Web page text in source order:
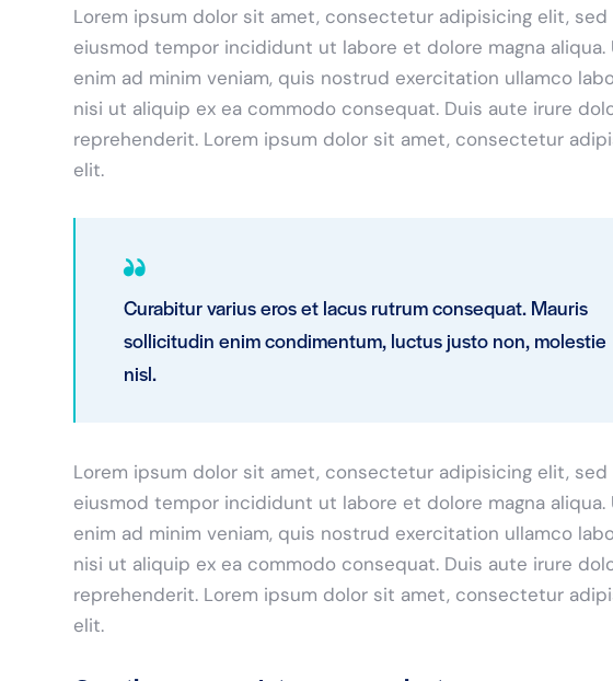
Lorem ipsum dolor sit amet, consectetur adipisicing elit, sed
eiusmod tempor incididunt ut labore et dolore magna aliqua.
enim ad minim veniam, quis nostrud exercitation ullamco
nisi ut aliquip ex ea commodo consequat. Duis aute irure
reprehenderit. Lorem ipsum dolor sit amet, consectetur
elit.
Curabitur varius eros et lacus rutrum consequat. Mauris
sollicitudin enim condimentum, luctus justo non, molestie
nisl.
Lorem ipsum dolor sit amet, consectetur adipisicing elit, sed
eiusmod tempor incididunt ut labore et dolore magna aliqua.
enim ad minim veniam, quis nostrud exercitation ullamco
nisi ut aliquip ex ea commodo consequat. Duis aute irure
reprehenderit. Lorem ipsum dolor sit amet, consectetur
elit.